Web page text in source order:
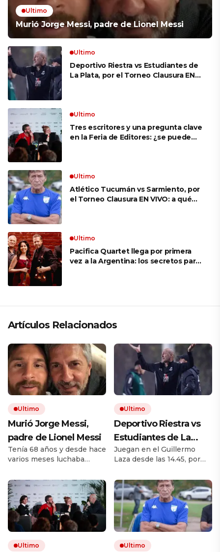
Ultimo
Murió Jorge Messi, padre de Lionel Messi
Ultimo
Deportivo Riestra vs Estudiantes de
La Plata, por el Torneo Clausura EN
Ultimo
Tres escritores y una pregunta clave
en la Feria de Editores: ¿se puede
Ultimo
Atlético Tucumán vs Sarmiento, por
el Torneo Clausura EN VIVO: a qué
Ultimo
Pacifica Quartet llega por primera
vez a la Argentina: los secretos para
Artículos Relacionados
Ultimo
Murió Jorge Messi,
padre de Lionel Messi
Tenía 68 años y desde hace
varios meses luchaba
Padre, representante y
administrador, fue una
figura decisiva en la carrera
de su hijo. Desde los
primeros pasos en Rosario
hasta la construcción de
una marca global.
Ultimo
Deportivo Riestra vs
Estudiantes de La
Plata, por el Torneo
Clausura EN VIVO: a
qué hora juegan,
formaciones y cómo
ver el partido
Juegan en el Guillermo
Laza desde las 14.45, por
Duró busca recuperarse de
dos derrotas al hilo. El
Pincha viene de caer ante
Boca.
Ultimo Ultimo